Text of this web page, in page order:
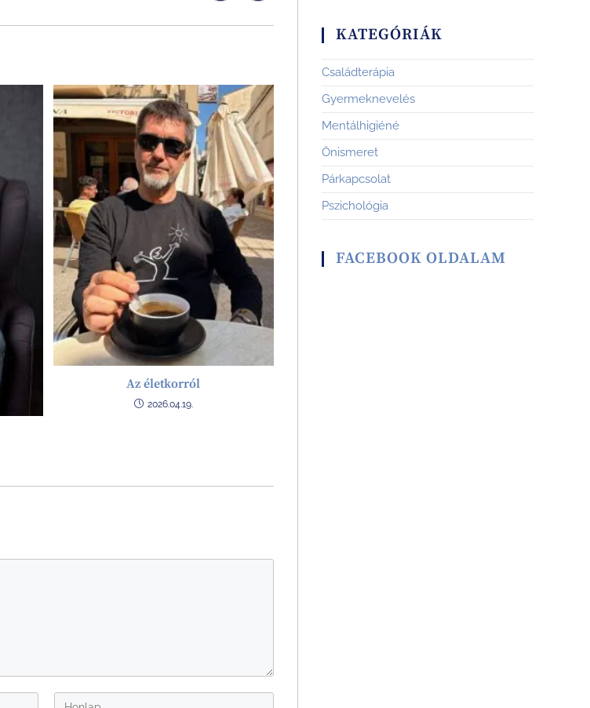
Az életkorról
2026.04.19.
KATEGÓRIÁK
Családterápia
Gyermeknevelés
Mentálhigiéné
Önismeret
Párkapcsolat
Pszichológia
FACEBOOK OLDALAM